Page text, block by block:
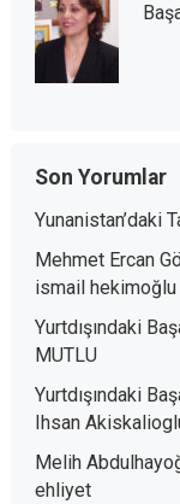
Son Yorumlar
Yunanistan’daki
Mehmet Ercan
ismail hekimoğlu
Yurtdışındaki
MUTLU
Yurtdışındaki
Ihsan
Melih
ehliyet